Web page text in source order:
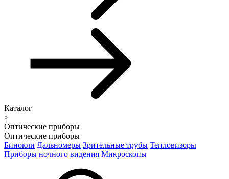
Каталог
>
Оптические приборы
Оптические приборы
Бинокли Дальномеры Зрительные трубы Тепловизоры
Приборы ночного видения Микроскопы